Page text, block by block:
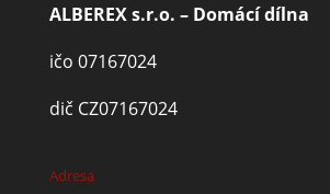
ALBEREX s.r.o. – Domácí dílna
ičo 07167024
dič CZ07167024
Adresa